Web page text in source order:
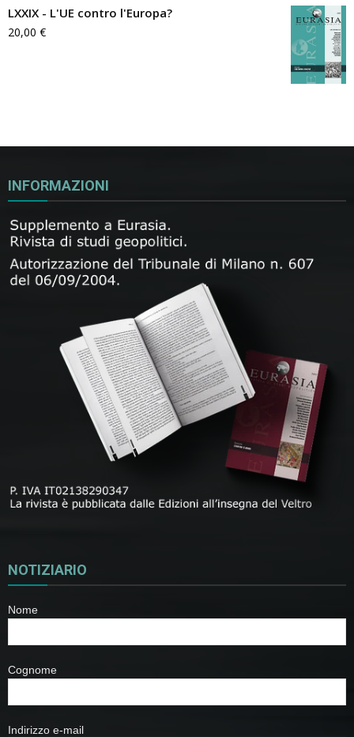
LXXIX - L'UE contro l'Europa?
20,00 €
INFORMAZIONI
NOTIZIARIO
Nome
Cognome
Indirizzo e-mail